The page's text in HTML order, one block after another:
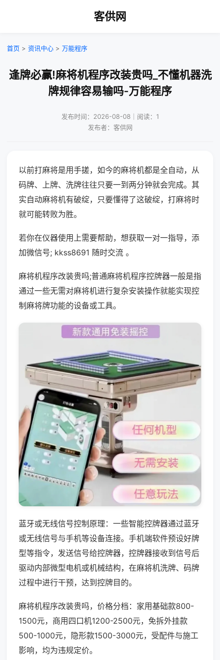
客供网
首页 > 资讯中心 > 万能程序
逢牌必赢!麻将机程序改装贵吗_不懂机器洗
牌规律容易输吗-万能程序
发布时间：2026-08-08｜阅读：1
发布者：客供网
以前打麻将是用手搓，如今的麻将机都是全自动，从
码牌、上牌、洗牌往往只要一到两分钟就会完成。其
实自动麻将机有破绽，只要懂得了这破绽，打麻将时
就可能转败为胜。
若你在仪器使用上需要帮助，想获取一对一指导，添
加微信号; kkss8691 随时交流 。
麻将机程序改装贵吗;普通麻将机程序控牌器一般是指
通过一些无需对麻将机进行复杂安装操作就能实现控
制麻将牌功能的设备或工具。
蓝牙或无线信号控制原理：一些智能控牌器通过蓝牙
或无线信号与手机等设备连接。手机端软件预设好牌
型等指令，发送信号给控牌器，控牌器接收到信号后
驱动内部微型电机或机械结构，在麻将机洗牌、码牌
过程中进行干预，达到控牌目的。
麻将机程序改装贵吗，价格分档：家用基础款800-
1500元，商用四口机1200-2500元，免拆外挂款
500-1000元，隐形款1500-3000元，受配件与施工
影响，均为违规定价。